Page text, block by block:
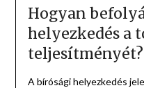
Hogyan
helyezkedés a
teljesítményét?
A bírósági helyezkedés